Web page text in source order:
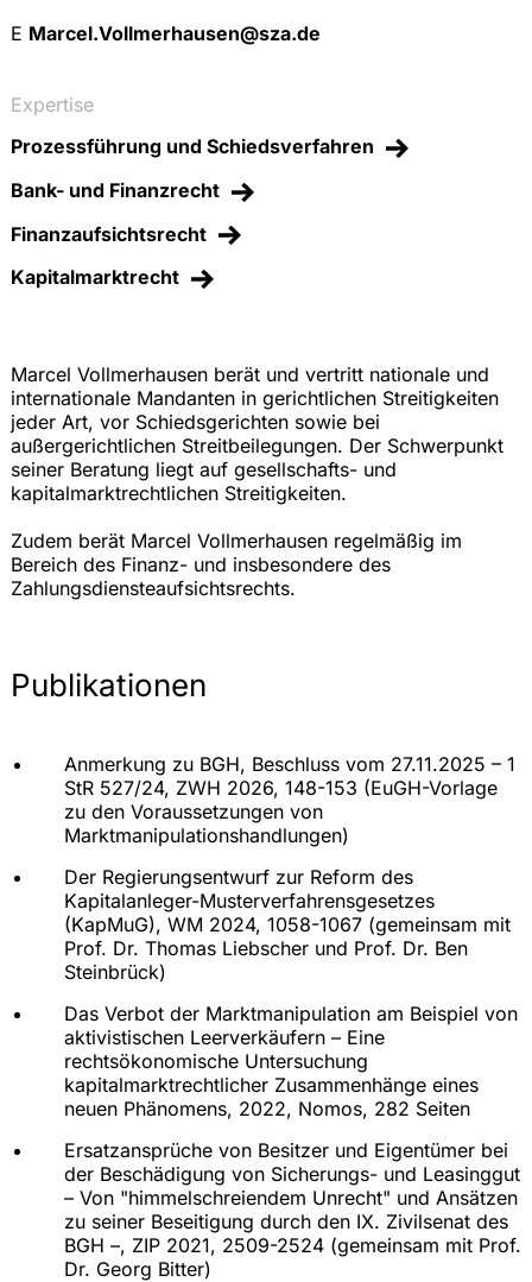
Marcel Vollmerhausen berät und vertritt nationale und
internationale Mandanten in gerichtlichen Streitigkeiten
jeder Art, vor Schiedsgerichten sowie bei
außergerichtlichen Streitbeilegungen. Der Schwerpunkt
seiner Beratung liegt auf gesellschafts- und
kapitalmarktrechtlichen Streitigkeiten.
Zudem berät Marcel Vollmerhausen regelmäßig im
Bereich des Finanz- und insbesondere des
Zahlungsdiensteaufsichtsrechts.
E Marcel.Vollmerhausen@sza.de
Expertise
Prozessführung und Schiedsverfahren
Bank- und Finanzrecht
Finanzaufsichtsrecht
Kapitalmarktrecht
Publikationen
Anmerkung zu BGH, Beschluss vom 27.11.2025 – 1
StR 527/24, ZWH 2026, 148-153 (EuGH-Vorlage
zu den Voraussetzungen von
Marktmanipulationshandlungen)
Der Regierungsentwurf zur Reform des
Kapitalanleger-Musterverfahrensgesetzes
(KapMuG), WM 2024, 1058-1067 (gemeinsam mit
Prof. Dr. Thomas Liebscher und Prof. Dr. Ben
Steinbrück)
Das Verbot der Marktmanipulation am Beispiel von
aktivistischen Leerverkäufern – Eine
rechtsökonomische Untersuchung
kapitalmarktrechtlicher Zusammenhänge eines
neuen Phänomens, 2022, Nomos, 282 Seiten
Ersatzansprüche von Besitzer und Eigentümer bei
der Beschädigung von Sicherungs- und Leasinggut
– Von "himmelschreiendem Unrecht" und Ansätzen
zu seiner Beseitigung durch den IX. Zivilsenat des
BGH –, ZIP 2021, 2509-2524 (gemeinsam mit Prof.
Dr. Georg Bitter)